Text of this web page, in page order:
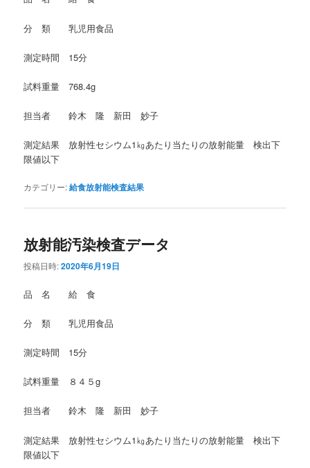
分 類 乳児用食品
測定時間 15分
試料重量 768.4g
担当者 鈴木 隆 新田 妙子
測定結果 放射性セシウム1㎏あたり当たりの放射能量 検出下
限値以下
カテゴリー:給食放射能検査結果
放射能汚染検査データ
投稿日時:2020年6月19日
品 名 給 食
分 類 乳児用食品
測定時間 15分
試料重量 ８４５g
担当者 鈴木 隆 新田 妙子
測定結果 放射性セシウム1㎏あたり当たりの放射能量 検出下
限値以下